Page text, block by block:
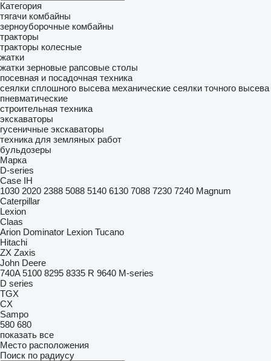
Категория
тягачи комбайны
зерноуборочные комбайны
тракторы
тракторы колесные
жатки
жатки зерновые рапсовые столы
посевная и посадочная техника
сеялки сплошного высева механические сеялки точного высева
пневматические
строительная техника
экскаваторы
гусеничные экскаваторы
техника для земляных работ
бульдозеры
Марка
D-series
Case IH
1030 2020 2388 5088 5140 6130 7088 7230 7240 Magnum
Caterpillar
Lexion
Claas
Arion Dominator Lexion Tucano
Hitachi
ZX Zaxis
John Deere
740A 5100 8295 8335 R 9640 M-series
D series
TGX
CX
Sampo
580 680
показать все
Место расположения
Поиск по радиусу